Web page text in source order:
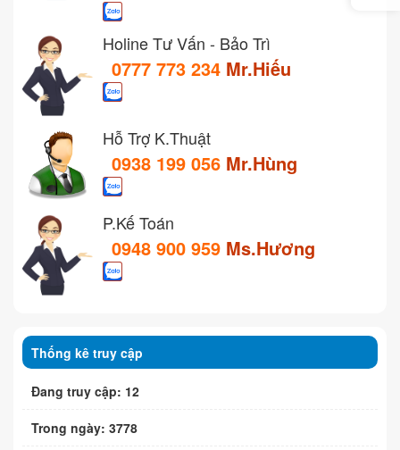
Holine Tư Vấn - Bảo Trì
0777 773 234 Mr.Hiếu
Hỗ Trợ K.Thuật
0938 199 056 Mr.Hùng
P.Kế Toán
0948 900 959 Ms.Hương
Thống kê truy cập
Đang truy cập: 12
Trong ngày: 3778